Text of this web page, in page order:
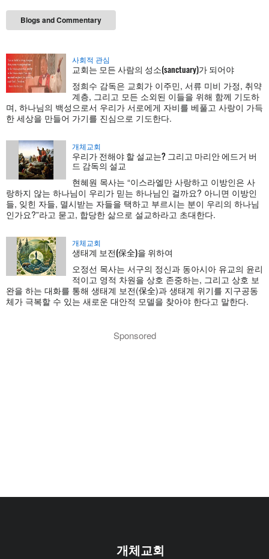
Blogs and Commentary
사회적 관심
교회는 모든 사람의 성소(sanctuary)가 되어야
정희수 감독은 교회가 이주민, 서류 미비 가정, 취약
계층, 그리고 모든 소외된 이들을 위해 함께 기도하
며, 하나님의 백성으로서 우리가 서로에게 자비를 베풀고 사랑이 가득
한 세상을 만들어 가기를 진심으로 기도한다.
개체교회
우리가 전해야 할 설교는? 그리고 마리안 에드거 버
드 감독의 설교
현혜원 목사는 “이스라엘만 사랑하고 이방인은 사
랑하지 않는 하나님이 우리가 믿는 하나님인 걸까요? 아니면 이방인
들, 잊힌 자들, 멸시받는 자들을 택하고 부르시는 분이 우리의 하나님
인가요?”라고 묻고, 합당한 삶으로 설교하라고 초대한다.
개체교회
생태계 보전(保全)을 위하여
오정선 목사는 서구의 정신과 동아시아 유교의 윤리
적이고 영적 차원을 상호 존중하는, 그리고 상호 보
완을 하는 대화를 통해 생태계 보전(保全)과 생태계 위기를 지구공동
체가 극복할 수 있는 새로운 대안적 모델을 찾아야 한다고 말한다.
Sponsored
개체교회